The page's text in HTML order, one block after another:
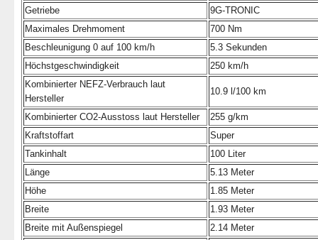
Getriebe
9G-TRONIC
Maximales Drehmoment
700 Nm
Beschleunigung 0 auf 100 km/h
5.3 Sekunden
Höchstgeschwindigkeit
250 km/h
Kombinierter NEFZ-Verbrauch laut
Hersteller
10.9 l/100 km
Kombinierter CO2-Ausstoss laut Hersteller
255 g/km
Kraftstoffart
Super
Tankinhalt
100 Liter
Länge
5.13 Meter
Höhe
1.85 Meter
Breite
1.93 Meter
Breite mit Außenspiegel
2.14 Meter